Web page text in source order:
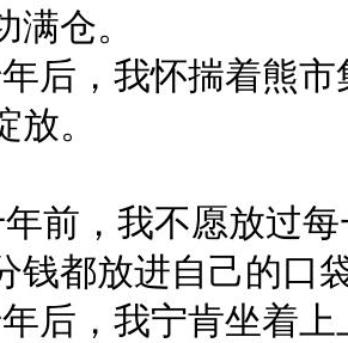
仓。
我怀揣着熊市集
。
，我不愿放过每
钱都放进自己的口
我宁肯坐着上上